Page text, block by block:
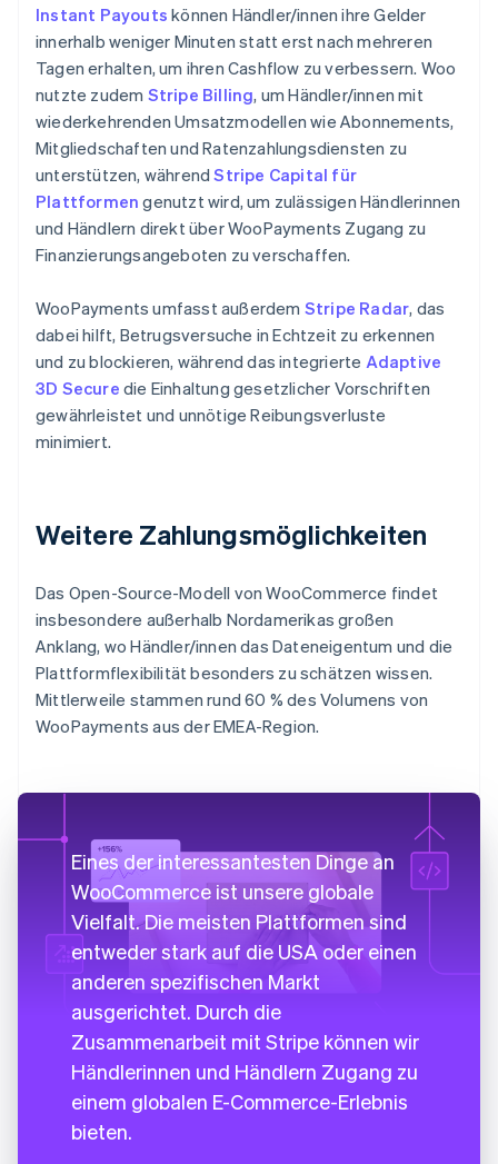
Instant Payouts können Händler/innen ihre Gelder
innerhalb weniger Minuten statt erst nach mehreren
Tagen erhalten, um ihren Cashflow zu verbessern. Woo
nutzte zudem Stripe Billing, um Händler/innen mit
wiederkehrenden Umsatzmodellen wie Abonnements,
Mitgliedschaften und Ratenzahlungsdiensten zu
unterstützen, währendStripe Capital für
Plattformen genutzt wird, um zulässigen Händlerinnen
und Händlern direkt über WooPayments Zugang zu
Finanzierungsangeboten zu verschaffen.
WooPayments umfasst außerdem Stripe Radar, das
dabei hilft, Betrugsversuche in Echtzeit zu erkennen
und zu blockieren, während das integrierte Adaptive
3D Secure die Einhaltung gesetzlicher Vorschriften
gewährleistet und unnötige Reibungsverluste
minimiert.
Weitere Zahlungsmöglichkeiten
Das Open-Source-Modell von WooCommerce findet
insbesondere außerhalb Nordamerikas großen
Anklang, wo Händler/innen das Dateneigentum und die
Plattformflexibilität besonders zu schätzen wissen.
Mittlerweile stammen rund 60 % des Volumens von
WooPayments aus der EMEA-Region.
Eines der interessantesten Dinge an
WooCommerce ist unsere globale
Vielfalt. Die meisten Plattformen sind
entweder stark auf die USA oder einen
anderen spezifischen Markt
ausgerichtet. Durch die
Zusammenarbeit mit Stripe können wir
Händlerinnen und Händlern Zugang zu
einem globalen E-Commerce-Erlebnis
bieten.